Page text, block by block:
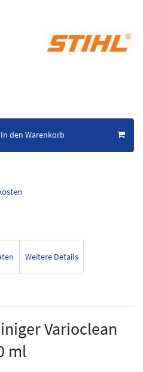
In den Warenkorb
Weitere Details
Varioclean
ml